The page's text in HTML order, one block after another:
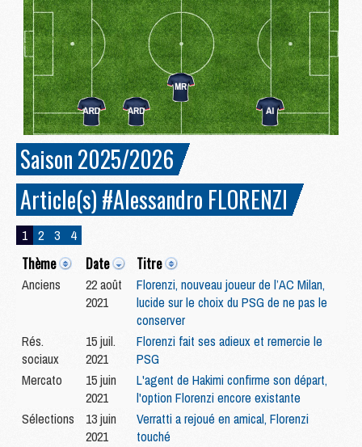
Saison 2025/2026
Article(s) #Alessandro FLORENZI
1 2 3 4
Thème Date Titre
Anciens
22 août
2021
Florenzi, nouveau joueur de l’AC Milan,
lucide sur le choix du PSG de ne pas le
conserver
Rés.
sociaux
15 juil.
2021
Florenzi fait ses adieux et remercie le
PSG
Mercato
15 juin
2021
L'agent de Hakimi confirme son départ,
l'option Florenzi encore existante
Sélections
13 juin
2021
Verratti a rejoué en amical, Florenzi
touché